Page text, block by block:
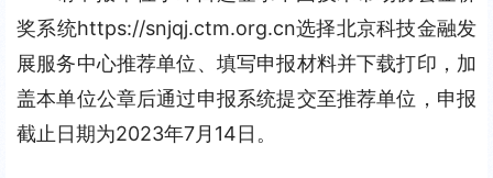
奖系统https://snjqj.ctm.org.cn选择北京科技金融发
展服务中心推荐单位、填写申报材料并下载打印，加
盖本单位公章后通过申报系统提交至推荐单位，申报
截止日期为2023年7月14日。